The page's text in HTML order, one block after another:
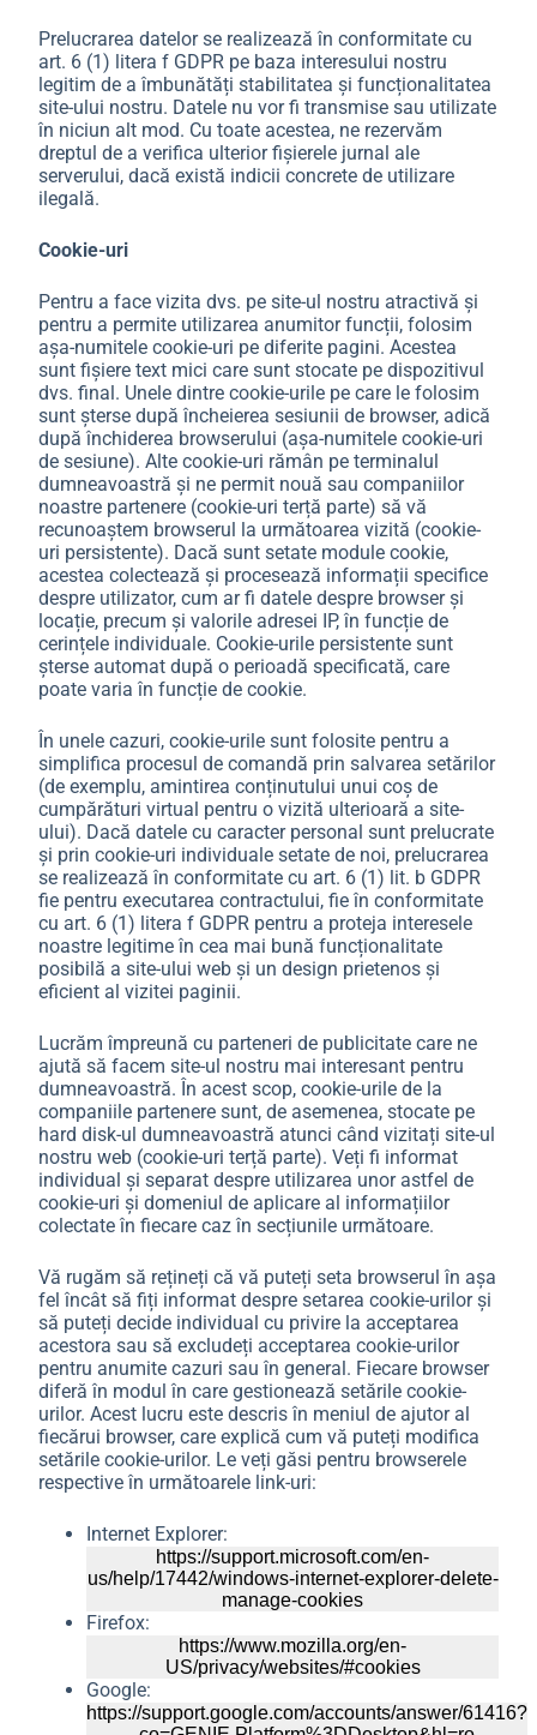
Prelucrarea datelor se realizează în conformitate cu
art. 6 (1) litera f GDPR pe baza interesului nostru
legitim de a îmbunătăți stabilitatea și funcționalitatea
site-ului nostru. Datele nu vor fi transmise sau utilizate
în niciun alt mod. Cu toate acestea, ne rezervăm
dreptul de a verifica ulterior fișierele jurnal ale
serverului, dacă există indicii concrete de utilizare
ilegală.
Cookie-uri
Pentru a face vizita dvs. pe site-ul nostru atractivă și
pentru a permite utilizarea anumitor funcții, folosim
așa-numitele cookie-uri pe diferite pagini. Acestea
sunt fișiere text mici care sunt stocate pe dispozitivul
dvs. final. Unele dintre cookie-urile pe care le folosim
sunt șterse după încheierea sesiunii de browser, adică
după închiderea browserului (așa-numitele cookie-uri
de sesiune). Alte cookie-uri rămân pe terminalul
dumneavoastră și ne permit nouă sau companiilor
noastre partenere (cookie-uri terță parte) să vă
recunoaștem browserul la următoarea vizită (cookie-
uri persistente). Dacă sunt setate module cookie,
acestea colectează și procesează informații specifice
despre utilizator, cum ar fi datele despre browser și
locație, precum și valorile adresei IP, în funcție de
cerințele individuale. Cookie-urile persistente sunt
șterse automat după o perioadă specificată, care
poate varia în funcție de cookie.
În unele cazuri, cookie-urile sunt folosite pentru a
simplifica procesul de comandă prin salvarea setărilor
(de exemplu, amintirea conținutului unui coș de
cumpărături virtual pentru o vizită ulterioară a site-
ului). Dacă datele cu caracter personal sunt prelucrate
și prin cookie-uri individuale setate de noi, prelucrarea
se realizează în conformitate cu art. 6 (1) lit. b GDPR
fie pentru executarea contractului, fie în conformitate
cu art. 6 (1) litera f GDPR pentru a proteja interesele
noastre legitime în cea mai bună funcționalitate
posibilă a site-ului web și un design prietenos și
eficient al vizitei paginii.
Lucrăm împreună cu parteneri de publicitate care ne
ajută să facem site-ul nostru mai interesant pentru
dumneavoastră. În acest scop, cookie-urile de la
companiile partenere sunt, de asemenea, stocate pe
hard disk-ul dumneavoastră atunci când vizitați site-ul
nostru web (cookie-uri terță parte). Veți fi informat
individual și separat despre utilizarea unor astfel de
cookie-uri și domeniul de aplicare al informațiilor
colectate în fiecare caz în secțiunile următoare.
Vă rugăm să rețineți că vă puteți seta browserul în așa
fel încât să fiți informat despre setarea cookie-urilor și
să puteți decide individual cu privire la acceptarea
acestora sau să excludeți acceptarea cookie-urilor
pentru anumite cazuri sau în general. Fiecare browser
diferă în modul în care gestionează setările cookie-
urilor. Acest lucru este descris în meniul de ajutor al
fiecărui browser, care explică cum vă puteți modifica
setările cookie-urilor. Le veți găsi pentru browserele
respective în următoarele link-uri:
Internet Explorer:
https://support.microsoft.com/en-
us/help/17442/windows-internet-explorer-delete-
manage-cookies
Firefox:
https://www.mozilla.org/en-
US/privacy/websites/#cookies
Google:
https://support.google.com/accounts/answer/61416?